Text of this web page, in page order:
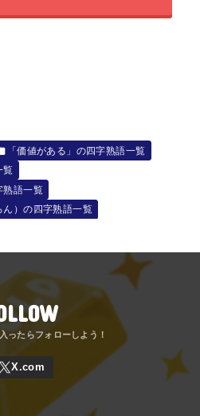
「価値がある」の四字熟語一覧
覧
熟語一覧
）の四字熟語一覧